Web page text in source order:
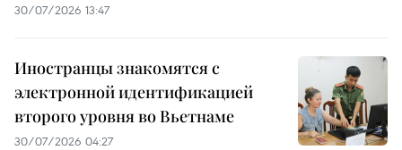
30/07/2026 13:47
Иностранцы знакомятся с
электронной идентификацией
второго уровня во Вьетнаме
30/07/2026 04:27